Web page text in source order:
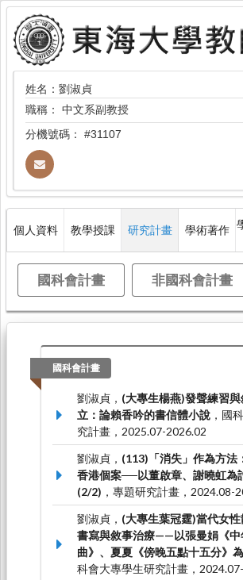
姓名：劉淑貞
職稱： 中文系副教授
分機號碼： #31107
個人資料 教學授課 研究計畫 學術著作
國科會計畫 非國科會計畫
國科會計畫
劉淑貞， (大專生楊燕)發聲練習
立：論賴香吟的書信體小說 ，國
究計畫，2025.07-2026.02
劉淑貞， (113)「消失」作為方法
香港個案──以董啟章、謝曉虹為
(2/2) ，專題研究計畫，2024.08-
劉淑貞， (大專生葉冠霆)當代女
書寫與敘事治療——以張曼娟《中
曲》、夏夏《傍晚五點十五分》
科會大專學生研究計畫，